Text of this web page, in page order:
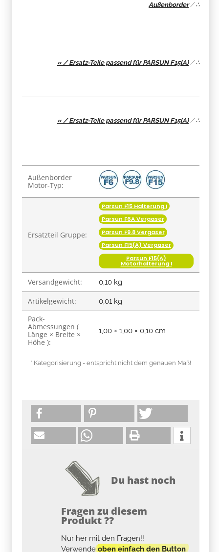
Außenborder/∴
« / Ersatz-Teile passend für PARSUN F15(A)/∴
« / Ersatz-Teile passend für PARSUN F15(A)/∴
Produkteigenschaft
Wert
Außenborder
Motor-Typ:
Ersatzteil Gruppe:
Parsun F15 Halterung I
Parsun F6A Vergaser
Parsun F9.8 Vergaser
Parsun F15(A) Vergaser
Parsun F15(A)
Motorhalterung I
Versandgewicht: 0,10 kg
Artikelgewicht: 0,01 kg
Pack-
Abmessungen (
Länge × Breite ×
Höhe ):
1,00 × 1,00 × 0,10 cm
* Kategorisierung - entspricht nicht dem genauen Maß!
Du hast noch
Fragen zu diesem
Produkt ??
Nur her mit den Fragen!!
Verwendeoben einfach den Button